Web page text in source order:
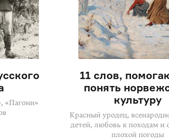
«Пагони»
11 слов,
понять
культуру
Красный уродец,
детей, любовь к походам и
плохой погоды